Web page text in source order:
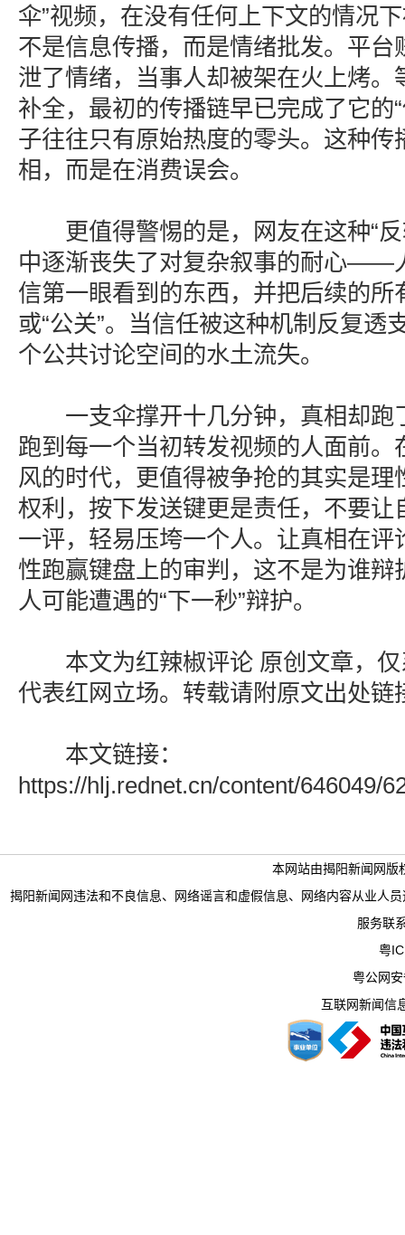
伞”视频，在没有任何上下文的情况
不是信息传播，而是情绪批发。平台
泄了情绪，当事人却被架在火上烤。
补全，最初的传播链早已完成了它的
子往往只有原始热度的零头。这种传
相，而是在消费误会。
更值得警惕的是，网友在这种“
中逐渐丧失了对复杂叙事的耐心——
信第一眼看到的东西，并把后续的所
或“公关”。当信任被这种机制反复透
个公共讨论空间的水土流失。
一支伞撑开十几分钟，真相却跑
跑到每一个当初转发视频的人面前。
风的时代，更值得被争抢的其实是理
权利，按下发送键更是责任，不要让
一评，轻易压垮一个人。让真相在评
性跑赢键盘上的审判，这不是为谁辩
人可能遭遇的“下一秒”辩护。
本文为红辣椒评论 原创文章，仅
代表红网立场。转载请附原文出处链
本文链接：
https://hlj.rednet.cn/content/646049/
本网站由揭阳新闻网版
揭阳新闻网违法和不良信息、网络谣言和虚假信息、网络内容从业人
服务联
粤
粤公网
互联网新闻信